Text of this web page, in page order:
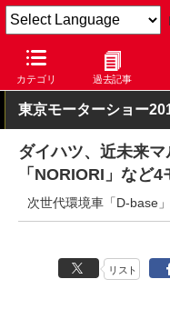
カテゴリ 過去記事
Car Watch 自動車 ダ
東京モーターショー
ダイハツ、近未来
「NORIORI」など
次世代環境車「D-base
リスト